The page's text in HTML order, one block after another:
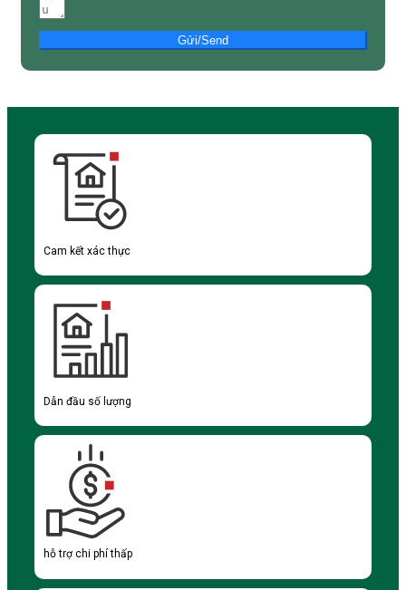
Gửi/Send
Cam kết xác thực
Dẫn đầu số lượng
hỗ trợ chi phí thấp